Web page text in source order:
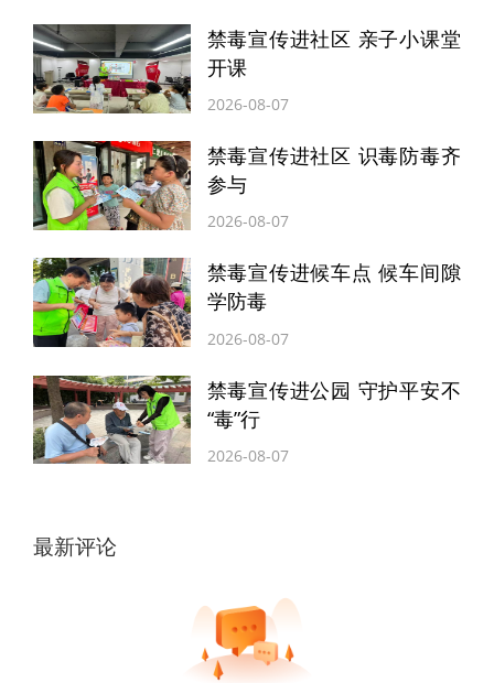
“没想到毒品的伪装手段这么多，有些看
起来就跟普通商品一样，真是防不胜防。”一
位快递员在参观仿真毒品模型后说道，“以后
我们在收件的时候一定会更加仔细，严格按
照规定进行检查，绝不让毒品通过我们的快
递站流通出去。”
在互动环节，禁毒社工组织快递从业人
员进行了禁毒知识问答活动，现场气氛热
了对禁毒知识的理解和记忆。
此外，东大街街道办事处相关负责人表
部门的协作配合，加大对寄递行业的监管力
断提高从业人员的禁毒意识和业务水平，共
同筑牢寄递渠道禁毒防线。
禁毒宣传进社区 亲子小课堂
开课
2026-08-07
禁毒宣传进社区 识毒防毒齐
参与
2026-08-07
禁毒宣传进候车点 候车间隙
学防毒
2026-08-07
禁毒宣传进公园 守护平安不
“毒”行
2026-08-07
最新评论